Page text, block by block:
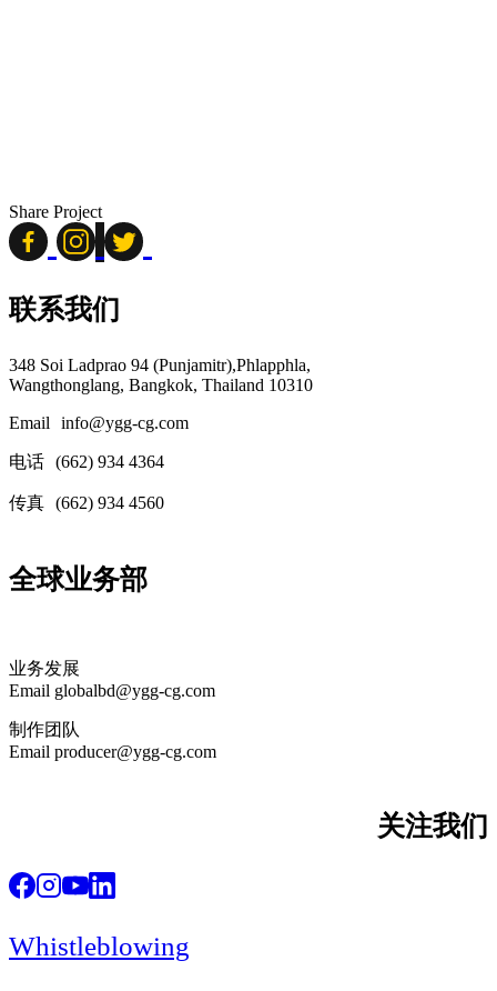
Share Project
联系我们
348 Soi Ladprao 94 (Punjamitr),Phlapphla,
Wangthonglang, Bangkok, Thailand 10310
Email
info@ygg-cg.com
电话 (662) 934 4364
传真 (662) 934 4560
全球业务部
业务发展
Email globalbd@ygg-cg.com
制作团队
Email producer@ygg-cg.com
关注我们
Whistleblowing